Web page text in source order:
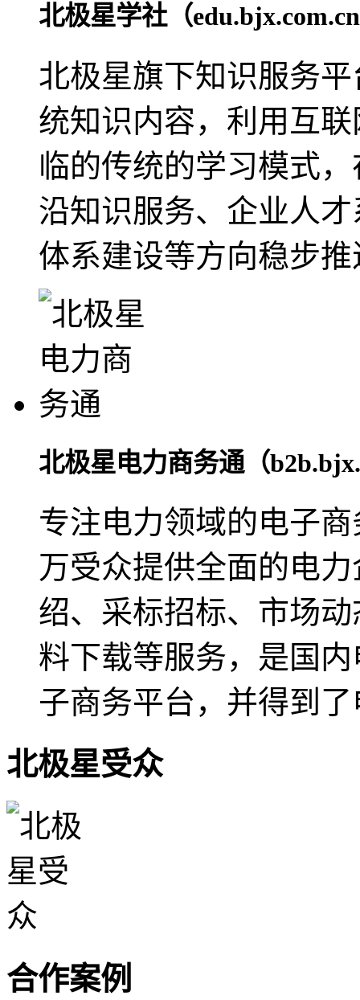
北极星学社（
北极星旗下知识服务
统知识内容，利用互
临的传统的学习模式
沿知识服务、企业人
体系建设等方向稳步推
北极星电力商务通（
专注电力领域的电子
万受众提供全面的电
绍、采标招标、市场
料下载等服务，是国
子商务平台，并得到
北极星受众
合作案例